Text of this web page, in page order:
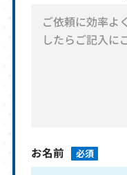
お名前 必須